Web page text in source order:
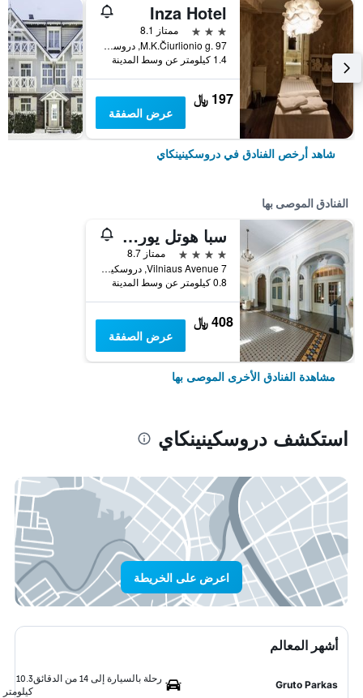
Inza Hotel
3 نجوم
ممتاز 8.1
M.K.Čiurlionio g. 97, دروسكينينكاي, ليتوانيا
1.4 كيلومتر عن وسط المدينة
197 ﷼
عرض الصفقة
شاهد أرخص الفنادق في دروسكينينكاي
الفنادق الموصى بها
سبا هوتل يوروبا رويال دروسكينينكاي
4 نجوم
ممتاز 8.7
Vilniaus Avenue 7, دروسكينينكاي, ليتوانيا
0.8 كيلومتر عن وسط المدينة
408 ﷼
عرض الصفقة
مشاهدة الفنادق الأخرى الموصى بها
استكشف دروسكينينكاي
اعرض على الخريطة
أشهر المعالم
Gruto Parkas
رحلة بالسيارة إلى 14 من الدقائق
10.3
كيلومتر